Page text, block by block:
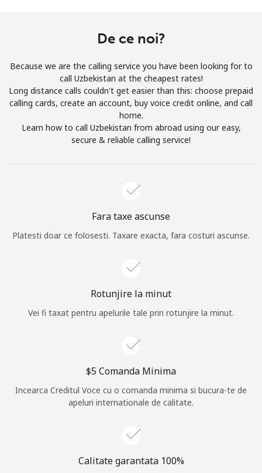
Buna!
sau
Continua cu
De ce noi?
Because we are the calling service you have been looking for to
call Uzbekistan at the cheapest rates!
Long distance calls couldn't get easier than this: choose prepaid
calling cards, create an account, buy voice credit online, and call
home.
Learn how to call Uzbekistan from abroad using our easy,
secure & reliable calling service!
Fara taxe ascunse
Platesti doar ce folosesti. Taxare exacta, fara costuri ascunse.
Rotunjire la minut
Vei fi taxat pentru apelurile tale prin rotunjire la minut.
⁦$5⁩ Comanda Minima
Incearca Creditul Voce cu o comanda minima si bucura-te de
apeluri internationale de calitate.
Calitate garantata 100%